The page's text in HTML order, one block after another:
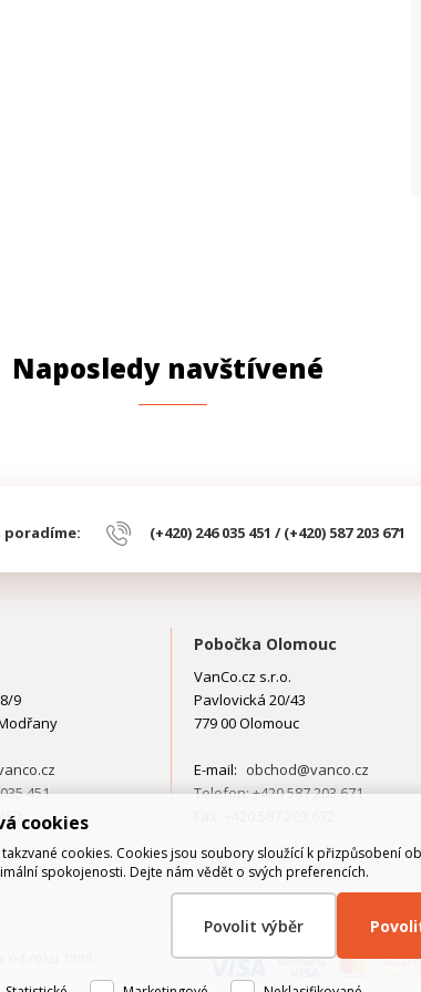
Naposledy navštívené
poradíme: (+420) 246 035 451 / (+420) 587 203 671
9
451
Pobočka Olomouc
VanCo.cz s.r.o.
Pavlovická 20/43
779 00 Olomouc
E-mail: obchod@vanco.cz
Telefon: +420 587 203 671
cookies
cookies. Cookies jsou soubory sloužící k přizpůsobení
spokojenosti. Dejte nám vědět o svých preferencích.
Povolit výběr